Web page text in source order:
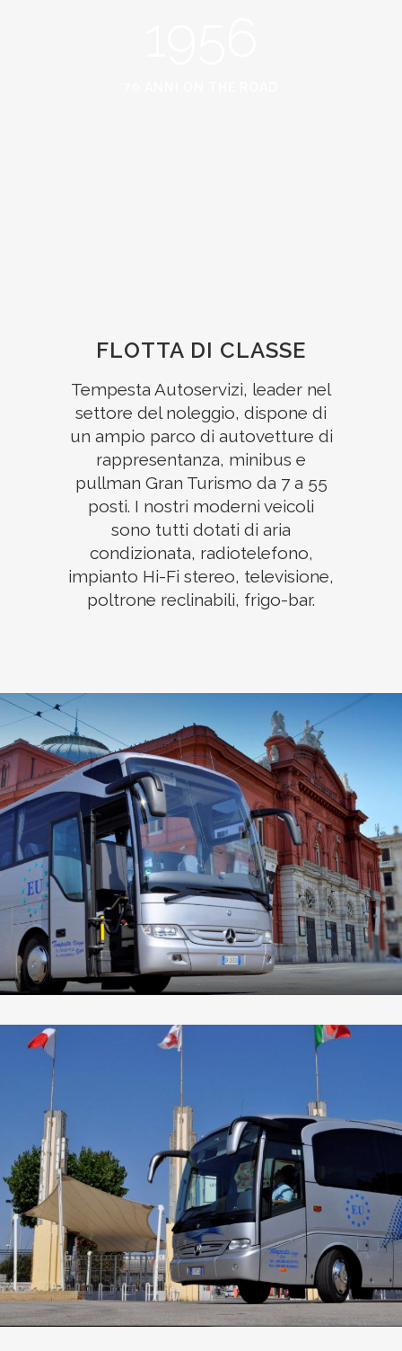
FLOTTA DI CLASSE
Tempesta Autoservizi, leader nel
settore del noleggio, dispone di
un ampio parco di autovetture di
rappresentanza, minibus e
pullman Gran Turismo da 7 a 55
posti. I nostri moderni veicoli
sono tutti dotati di aria
condizionata, radiotelefono,
impianto Hi-Fi stereo, televisione,
poltrone reclinabili, frigo-bar.